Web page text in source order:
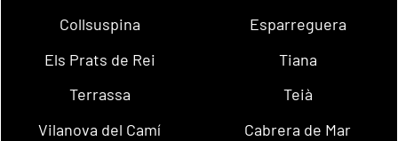
Collsuspina
Esparreguera
Els Prats de Rei
Tiana
Terrassa
Teià
Vilanova del Camí
Cabrera de Mar